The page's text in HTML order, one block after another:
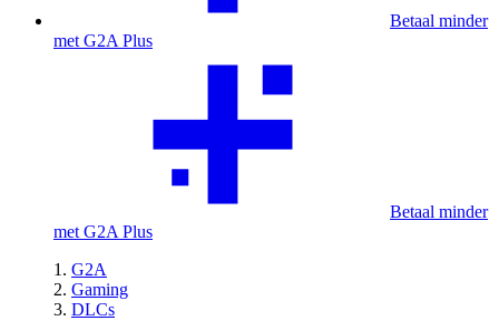
Betaal minder
met G2A Plus
Betaal minder
met G2A Plus
G2A
Gaming
DLCs